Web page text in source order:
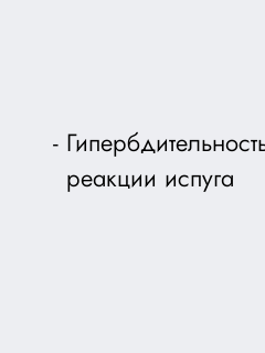
реакции испуга